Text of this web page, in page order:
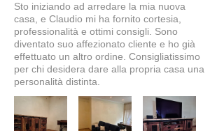
Sto iniziando ad arredare la mia nuova
casa, e Claudio mi ha fornito cortesia,
professionalità e ottimi consigli. Sono
diventato suo affezionato cliente e ho già
effettuato un altro ordine. Consigliatissimo
per chi desidera dare alla propria casa una
personalità distinta.